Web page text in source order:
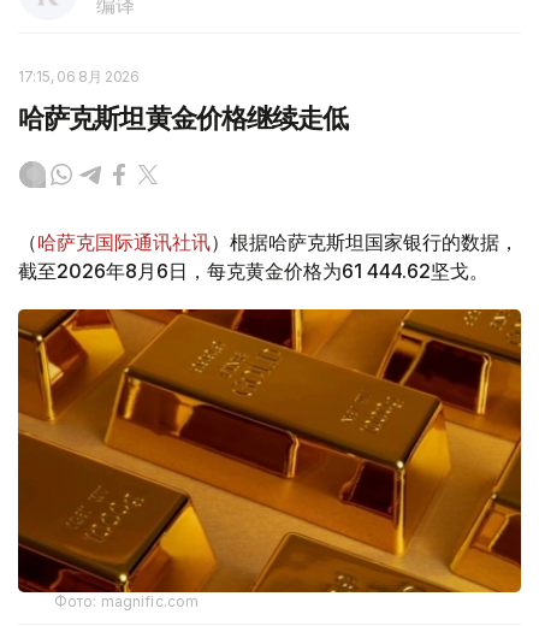
编译
17:15, 06 8月 2026
哈萨克斯坦黄金价格继续走低
（哈萨克国际通讯社讯）根据哈萨克斯坦国家银行的数据，
截至2026年8月6日，每克黄金价格为61 444.62坚戈。
Фото: magnific.com